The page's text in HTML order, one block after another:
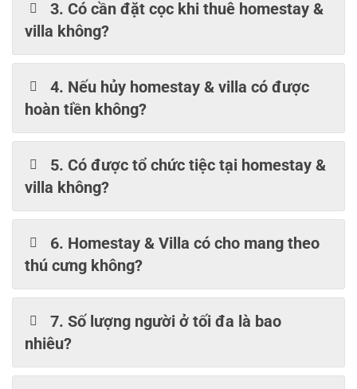
3. Có cần đặt cọc khi thuê homestay &
villa không?
4. Nếu hủy homestay & villa có được
hoàn tiền không?
5. Có được tổ chức tiệc tại homestay &
villa không?
6. Homestay & Villa có cho mang theo
thú cưng không?
7. Số lượng người ở tối đa là bao
nhiêu?